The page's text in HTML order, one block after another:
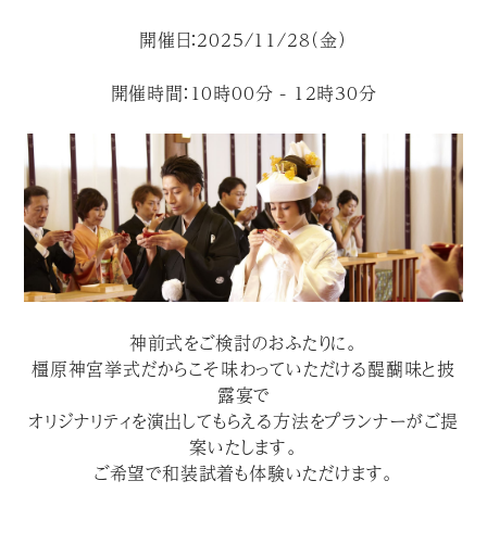
開催日：2025/11/28（金）
開催時間：10時00分 - 12時30分
神前式をご検討のおふたりに。
橿原神宮挙式だからこそ味わっていただける醍醐味と披
露宴で
オリジナリティを演出してもらえる方法をプランナーがご提
案いたします。
ご希望で和装試着も体験いただけます。